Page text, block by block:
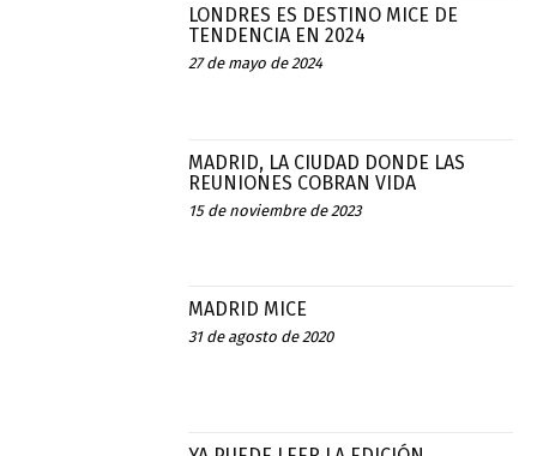
LONDRES ES DESTINO MICE DE
TENDENCIA EN 2024
27 de mayo de 2024
MADRID, LA CIUDAD DONDE LAS
REUNIONES COBRAN VIDA
15 de noviembre de 2023
MADRID MICE
31 de agosto de 2020